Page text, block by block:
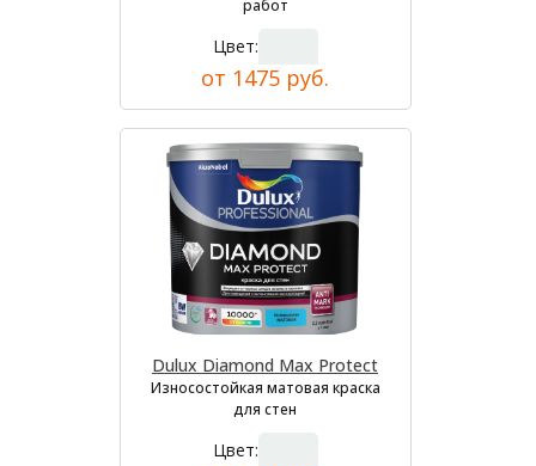
работ
Цвет:
от 1475 руб.
Dulux Diamond Max Protect
Износостойкая матовая краска
для стен
Цвет: